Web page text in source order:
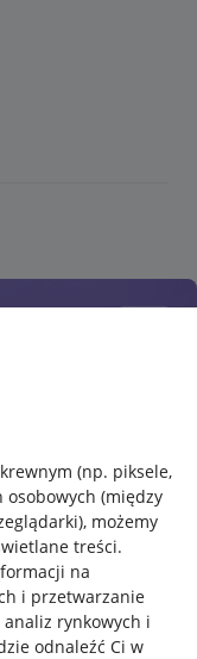
(np. piksele,
osobowych (między
, możemy
treści.
na
i przetwarzanie
rynkowych i
odnaleźć Ci w